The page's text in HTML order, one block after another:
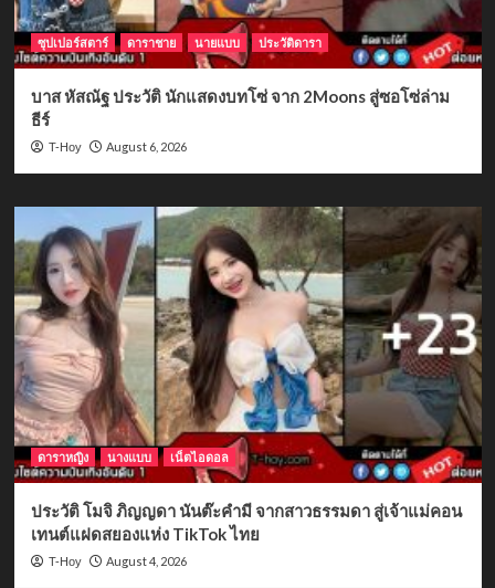
ซุปเปอร์สตาร์ ดาราชาย นายแบบ ประวัติดารา
บาส หัสณัฐ ประวัติ นักแสดงบทโซ่ จาก 2Moons สู่ซอโซ่ล่าม
ธีร์
T-Hoy August 6, 2026
ดาราหญิง นางแบบ เน็ตไอดอล
ประวัติ โมจิ ภิญญดา นันต๊ะคำมี จากสาวธรรมดา สู่เจ้าแม่คอน
เทนต์แฝดสยองแห่ง TikTok ไทย
T-Hoy August 4, 2026